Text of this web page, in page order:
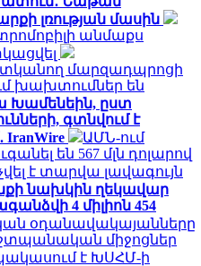
լռության մասին
անմաքս
մարզադպրոցի
խախտումներ են
Խամենեին, ըստ
գտնվում է
ԱՄՆ-ում
են 567 մլն դոլարով
է տարվա լավագույն
նախկին ղեկավար
4 միլիոն 454
օդանավակայանները
միջոցներ
է ԽՍՀՄ-ի